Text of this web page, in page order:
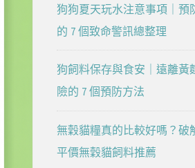
狗狗夏天玩水注意事項｜預
的 7 個致命警訊總整理
狗飼料保存與食安｜遠離黃
險的 7 個預防方法
無穀貓糧真的比較好嗎？破
平價無穀貓飼料推薦